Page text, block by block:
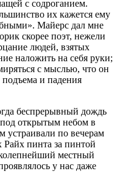
с содроганием.
их кажется ему
Майерс дал мне
скорее поэт, нежели
людей, взятых
наложить на себя руки;
с мыслью, что он
подъема и падения
беспрерывный дождь
открытым небом в
устраивали по вечерам
Райх пинта за пинтой
местный
у нас даже